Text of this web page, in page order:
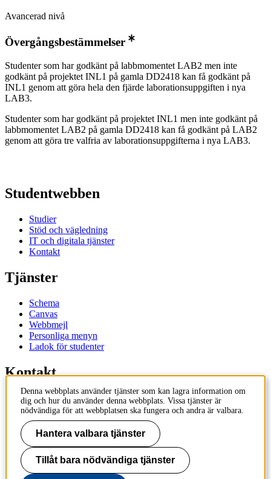
Avancerad nivå
Övergångsbestämmelser
Studenter som har godkänt på labbmomentet LAB2 men inte
godkänt på projektet INL1 på gamla DD2418 kan få godkänt på
INL1 genom att göra hela den fjärde laborationsuppgiften i nya
LAB3.
Studenter som har godkänt på projektet INL1 men inte godkänt på
labbmomentet LAB2 på gamla DD2418 kan få godkänt på LAB2
genom att göra tre valfria av laborationsuppgifterna i nya LAB3.
Studentwebben
Studier
Stöd och vägledning
IT och digitala tjänster
Kontakt
Tjänster
Schema
Canvas
Webbmejl
Personliga menyn
Ladok för studenter
Kontakt
Kontakta utbildningsprogram
Kontakta kurs
IT-support
KTH Entré
KTH
100 44 Stockholm
Denna webbplats använder tjänster som kan lagra information om
dig och hur du använder denna webbplats. Vissa tjänster är
nödvändiga för att webbplatsen ska fungera och andra är valbara.
Hantera valbara tjänster
Tillåt bara nödvändiga tjänster